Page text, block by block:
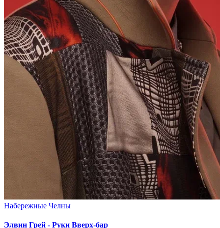
Набережные Челны
Элвин Грей - Руки Вверх-бар